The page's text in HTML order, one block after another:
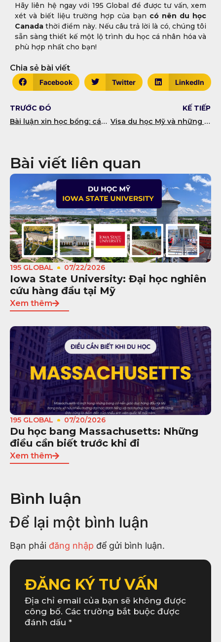
Hãy liên hệ ngay với 195 Global để được tư vấn, xem
xét và biết liệu trường hợp của bạn có nên du học
Canada thời điểm này. Nếu câu trả lời là có, chúng tôi
sẵn sàng thiết kế một lộ trình du học cá nhân hóa và
phù hợp nhất cho bạn!
Chia sẻ bài viết
Facebook Twitter LinkedIn
TRƯỚC ĐÓ
Bài luận xin học bổng: cách viết và hướng dẫn sửa lỗi phổ biến
KẾ TIẾP
Visa du học Mỹ và những thông tin giúp tiến hành thuận lợi
Bài viết liên quan
195 GLOBAL 07/22/2026
Iowa State University: Đại học nghiên
cứu hàng đầu tại Mỹ
Xem thêm
195 GLOBAL 07/20/2026
Du học bang Massachusetts: Những
điều cần biết trước khi đi
Xem thêm
Bình luận
Để lại một bình luận
Bạn phải đăng nhập để gửi bình luận.
ĐĂNG KÝ TƯ VẤN
Địa chỉ email của bạn sẽ không được
công bố. Các trường bắt buộc được
đánh dấu *